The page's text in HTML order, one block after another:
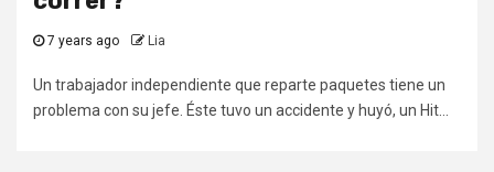
7 years ago Lia
Un trabajador independiente que reparte paquetes tiene un
problema con su jefe. Éste tuvo un accidente y huyó, un Hit...